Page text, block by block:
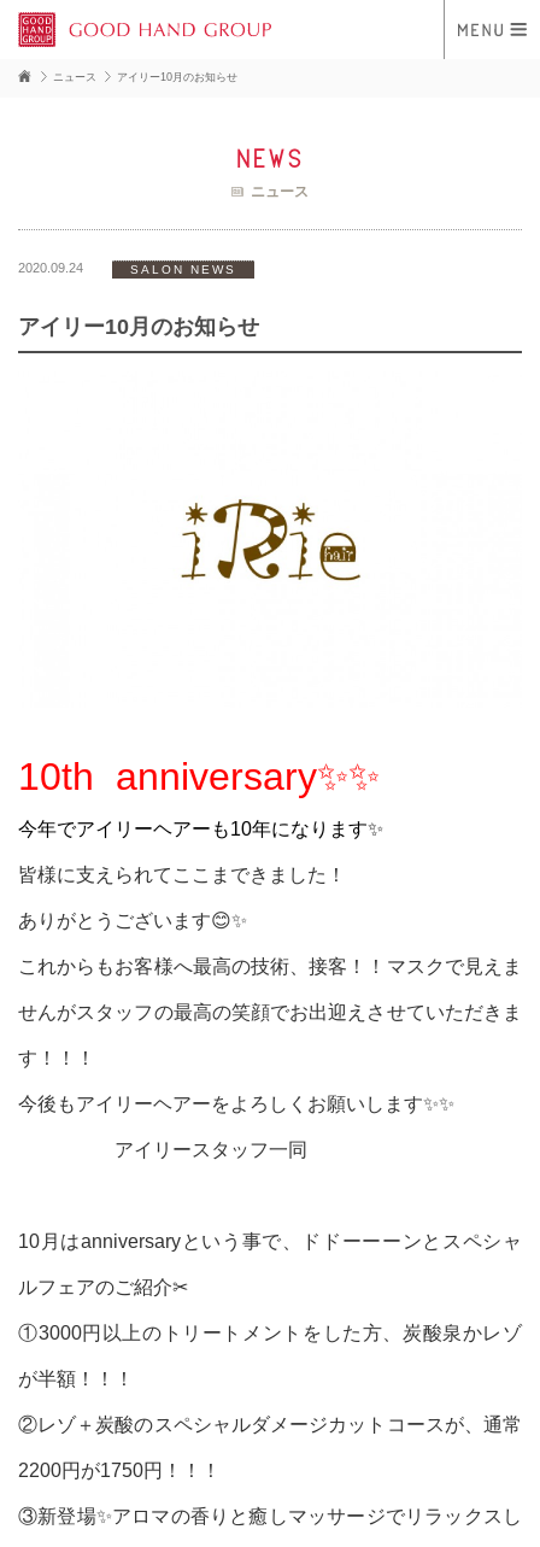
ニュース アイリー10月のお知らせ
news
ニュース
2020.09.24 SALON NEWS
アイリー10月のお知らせ
10th anniversary✨✨
今年でアイリーヘアーも10年になります✨
皆様に支えられてここまできました！
ありがとうございます😊✨
これからもお客様へ最高の技術、接客！！マスクで見えま
せんがスタッフの最高の笑顔でお出迎えさせていただきま
す！！！
今後もアイリーヘアーをよろしくお願いします✨✨
アイリースタッフ一同
10月はanniversaryという事で、ドドーーーンとスペシャ
ルフェアのご紹介✂︎
①3000円以上のトリートメントをした方、炭酸泉かレゾ
が半額！！！
②レゾ＋炭酸のスペシャルダメージカットコースが、通常
2200円が1750円！！！
③新登場✨アロマの香りと癒しマッサージでリラックスし